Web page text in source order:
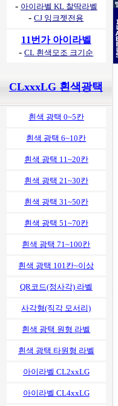
- 아이라벨 KL 찰딱라벨
-CJ 잉크젯전용
11번가 아이라벨
-CL 흰색모조 크기순
CLxxxLG 흰색광택
흰색 광택 0~5칸
흰색 광택 6~10칸
흰색 광택 11~20칸
흰색 광택 21~30칸
흰색 광택 31~50칸
흰색 광택 51~70칸
흰색 광택 71~100칸
흰색 광택 101칸~이상
QR코드(정사각) 라벨
사각형(직각 모서리)
흰색 광택 원형 라벨
흰색 광택 타원형 라벨
아이라벨 CL2xxLG
아이라벨 CL4xxLG